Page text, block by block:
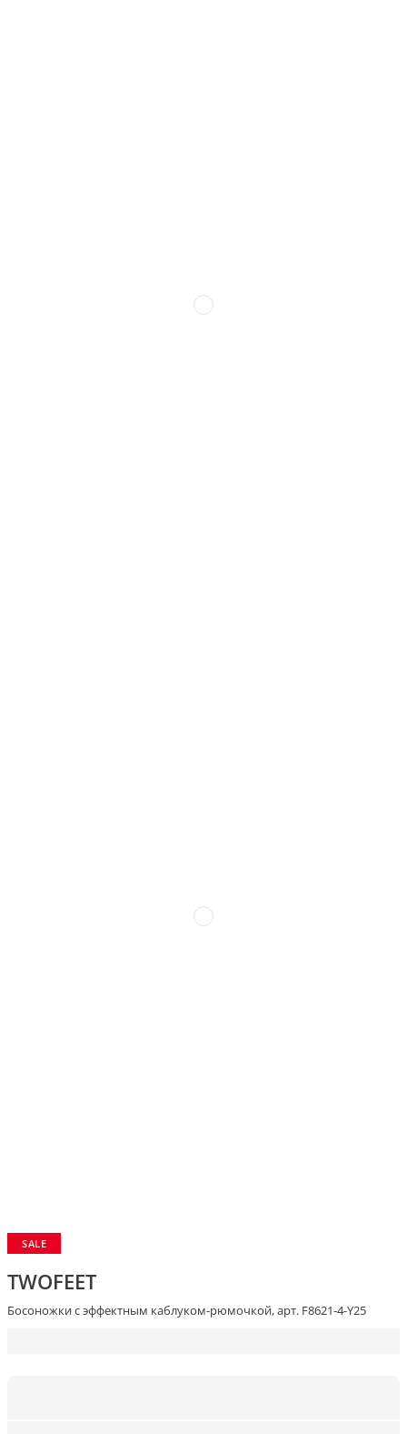
SALE
TWOFEET
Босоножки с эффектным каблуком-рюмочкой, арт. F8621-4-Y25